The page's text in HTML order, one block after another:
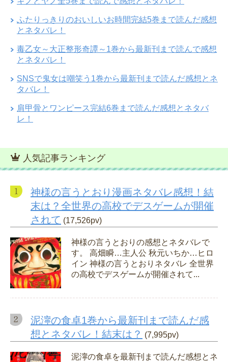
ふたりっきりのおいしいお時間完結5巻まで読んだ感想
とネタバレ！
毒乙女～大正整形奇譚～1巻から最新刊まで読んで感想
とネタバレ！
SNSで鬼女は嘲笑う1巻から最新刊まで読んだ感想とネ
タバレ！
肩甲骨とワンピース完結6巻まで読んだ感想とネタバ
レ！
人気記事ランキング
神様の言うとおり漫画ネタバレ感想！結
末は？全世界の高校でデスゲームが開催
されて (17,526pv)
神様の言うとおりの感想とネタバレで
す。 高畑瞬…主人公 秋元いちか…ヒロ
イン 神様の言うとおりネタバレ 全世界
の高校でデスゲームが開催されて...
泥濘の食卓1巻から最新刊まで読んだ感
想とネタバレ！結末は？ (7,995pv)
泥濘の食卓を最新刊まで読んだ感想とネ